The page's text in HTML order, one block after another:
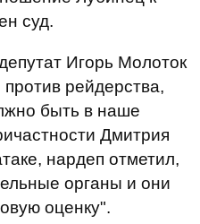
суд.
Игорь Молоток
рейдерства,
быть в наше
Дмитрия
нардеп отметил,
органы и они
оценку".